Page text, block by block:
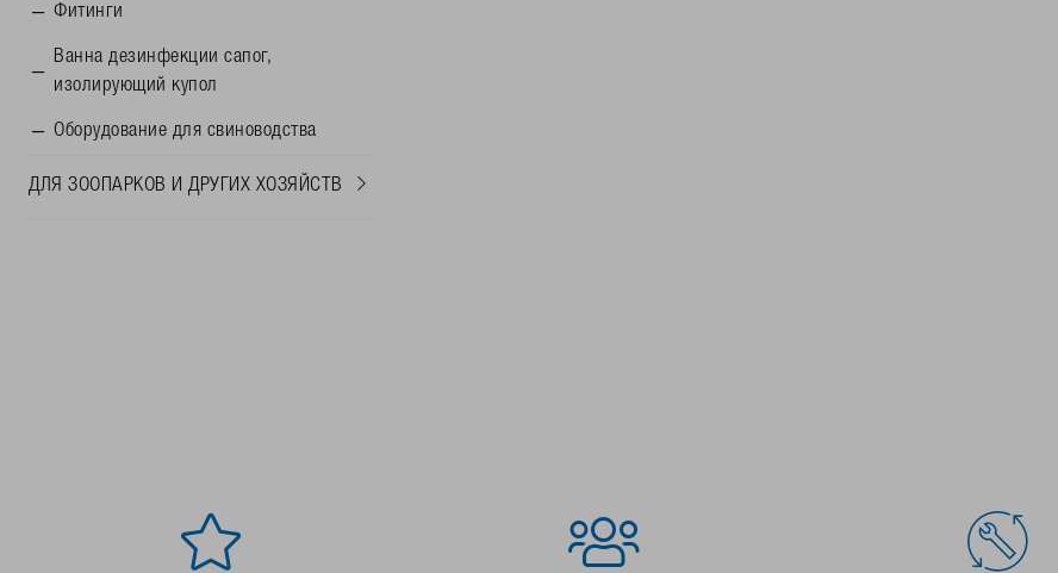
Фитинги
Ванна дезинфекции сапог,
изолирующий купол
Oборудование для свиноводства
ДЛЯ ЗООПАРКОВ И ДРУГИХ ХОЗЯЙСТВ